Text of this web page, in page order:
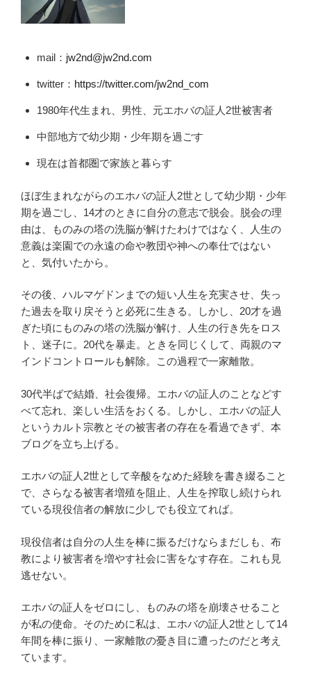
mail： jw2nd@jw2nd.com
twitter： https://twitter.com/jw2nd_com
1980年代生まれ、男性、元エホバの証人2世被害者
中部地方で幼少期・少年期を過ごす
現在は首都圏で家族と暮らす
ほぼ生まれながらのエホバの証人2世として幼少期・少年
期を過ごし、14才のときに自分の意志で脱会。脱会の理
由は、ものみの塔の洗脳が解けたわけではなく、人生の
意義は楽園での永遠の命や教団や神への奉仕ではない
と、気付いたから。
その後、ハルマゲドンまでの短い人生を充実させ、失っ
た過去を取り戻そうと必死に生きる。しかし、20才を過
ぎた頃にものみの塔の洗脳が解け、人生の行き先をロス
ト、迷子に。20代を暴走。ときを同じくして、両親のマ
インドコントロールも解除。この過程で一家離散。
30代半ばで結婚、社会復帰。エホバの証人のことなどす
べて忘れ、楽しい生活をおくる。しかし、エホバの証人
というカルト宗教とその被害者の存在を看過できず、本
ブログを立ち上げる。
エホバの証人2世として辛酸をなめた経験を書き綴ること
で、さらなる被害者増殖を阻止、人生を搾取し続けられ
ている現役信者の解放に少しでも役立てれば。
現役信者は自分の人生を棒に振るだけならまだしも、布
教により被害者を増やす社会に害をなす存在。これも見
逃せない。
エホバの証人をゼロにし、ものみの塔を崩壊させること
が私の使命。そのために私は、エホバの証人2世として14
年間を棒に振り、一家離散の憂き目に遭ったのだと考え
ています。